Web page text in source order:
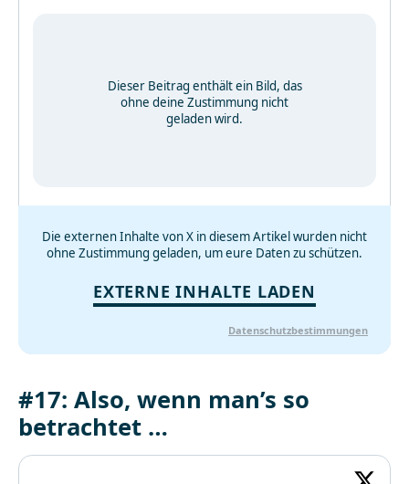
Dieser Beitrag enthält ein Bild, das
ohne deine Zustimmung nicht
geladen wird.
Die externen Inhalte von X in diesem Artikel wurden nicht
ohne Zustimmung geladen, um eure Daten zu schützen.
EXTERNE INHALTE LADEN
Datenschutzbestimmungen
#17: Also, wenn man’s so
betrachtet …